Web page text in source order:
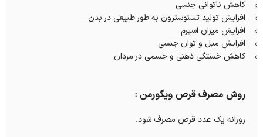
کاهش ناتوانی جنسی
افزایش تولید تستوسترون به طور طبیعی در بدن
افزایش میزان اسپرم
افزایش میل و توان جنسی
کاهش خستگی ذهنی و جسمی در مردان
روش مصرف قرص ویگورمن :
روزانه یک عدد قرص مصرف شود.